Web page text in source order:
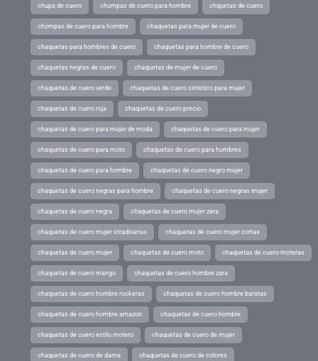
chupa de cuero chumpas de cuero para hombre chquetas de cuero
chompas de cuero para hombre chaquetas para mujer de cuero
chaquetas para hombres de cuero chaquetas para hombre de cuero
chaquetas negras de cuero chaquetas de mujer de cuero
chaquetas de cuero verde chaquetas de cuero sintetico para mujer
chaquetas de cuero roja chaquetas de cuero precio
chaquetas de cuero para mujer de moda chaquetas de cuero para mujer
chaquetas de cuero para moto chaquetas de cuero para hombres
chaquetas de cuero para hombre chaquetas de cuero negro mujer
chaquetas de cuero negras para hombre chaquetas de cuero negras mujer
chaquetas de cuero negra chaquetas de cuero mujer zara
chaquetas de cuero mujer stradivarius chaquetas de cuero mujer cortas
chaquetas de cuero mujer chaquetas de cuero moto chaquetas de cuero moteras
chaquetas de cuero mango chaquetas de cuero hombre zara
chaquetas de cuero hombre rockeras chaquetas de cuero hombre baratas
chaquetas de cuero hombre amazon chaquetas de cuero hombre
chaquetas de cuero estilo motero chaquetas de cuero de mujer
chaquetas de cuero de dama chaquetas de cuero de colores